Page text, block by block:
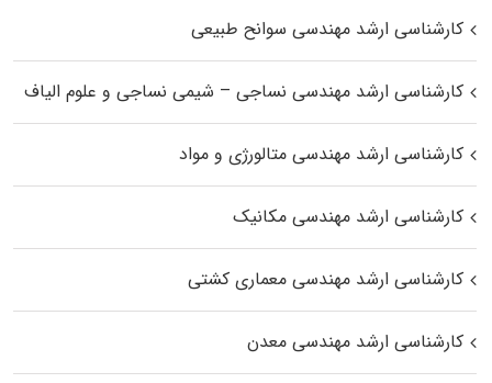
کارشناسی ارشد مهندسی سوانح طبیعی
کارشناسی ارشد مهندسی نساجی – شیمی نساجی و علوم الیاف
کارشناسی ارشد مهندسی متالورژی و مواد
کارشناسی ارشد مهندسی مکانیک
کارشناسی ارشد مهندسی معماری کشتی
کارشناسی ارشد مهندسی معدن